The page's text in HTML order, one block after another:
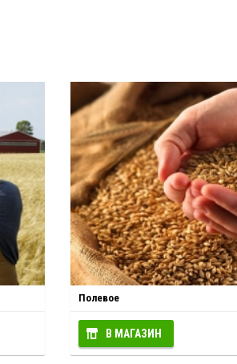
Полевое
В МАГАЗИН